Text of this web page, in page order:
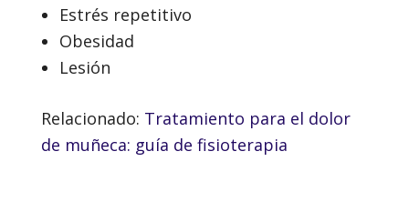
Estrés repetitivo
Obesidad
Lesión
Relacionado: Tratamiento para el dolor
de muñeca: guía de fisioterapia